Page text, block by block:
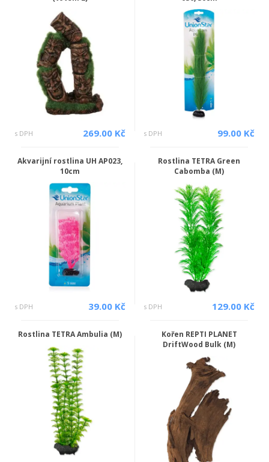
s DPH 269.00 Kč s DPH 99.00 Kč
Akvarijní rostlina UH AP023,
10cm
s DPH 39.00 Kč
Rostlina TETRA Green
Cabomba (M)
s DPH 129.00 Kč
Rostlina TETRA Ambulia (M)
Kořen REPTI PLANET
DriftWood Bulk (M)